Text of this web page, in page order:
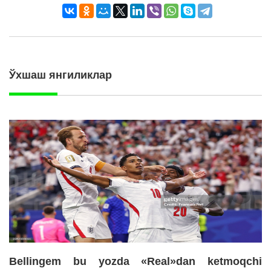
Ўхшаш янгиликлар
Bellingem bu yozda «Real»dan ketmoqchi